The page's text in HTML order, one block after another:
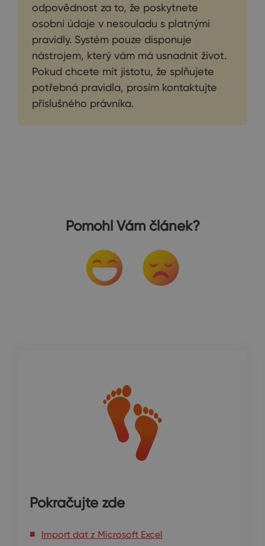
odpovědnost za to, že poskytnete
osobní údaje v nesouladu s platnými
pravidly. Systém pouze disponuje
nástrojem, který vám má usnadnit život.
Pokud chcete mít jistotu, že splňujete
potřebná pravidla, prosím kontaktujte
příslušného právníka.
Pomohl Vám článek?
Pokračujte zde
Import dat z Microsoft Excel